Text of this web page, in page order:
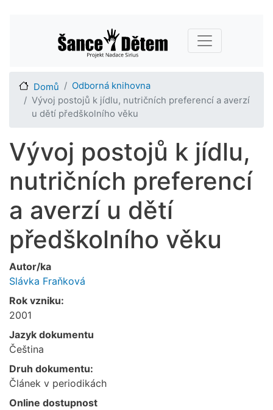
hlavnímu
obsahu
Main navigation
Domů
Odborná knihovna
Vývoj postojů k jídlu, nutričních preferencí a averzí
u dětí předškolního věku
Vývoj postojů k jídlu,
nutričních preferencí
a averzí u dětí
předškolního věku
Autor/ka
Slávka Fraňková
Rok vzniku:
2001
Jazyk dokumentu
Čeština
Druh dokumentu:
Článek v periodikách
Online dostupnost